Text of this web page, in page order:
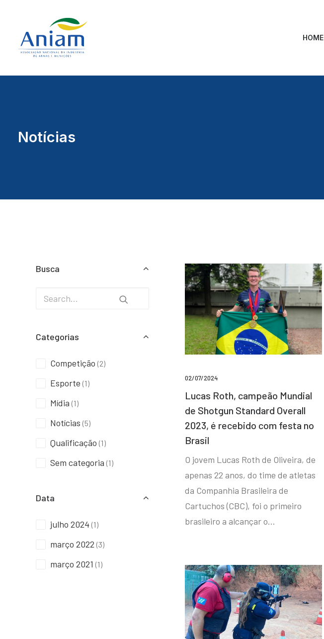
HOME
Notícias
Busca
Categorias
Competição (2)
Esporte (1)
Mídia (1)
Notícias (5)
Qualificação (1)
Sem categoria (1)
Data
julho 2024 (1)
março 2022 (3)
março 2021 (1)
02/07/2024
Lucas Roth, campeão Mundial
de Shotgun Standard Overall
2023, é recebido com festa no
Brasil
O jovem Lucas Roth de Oliveira, de
apenas 22 anos, do time de atletas
da Companhia Brasileira de
Cartuchos (CBC), foi o primeiro
brasileiro a alcançar o…